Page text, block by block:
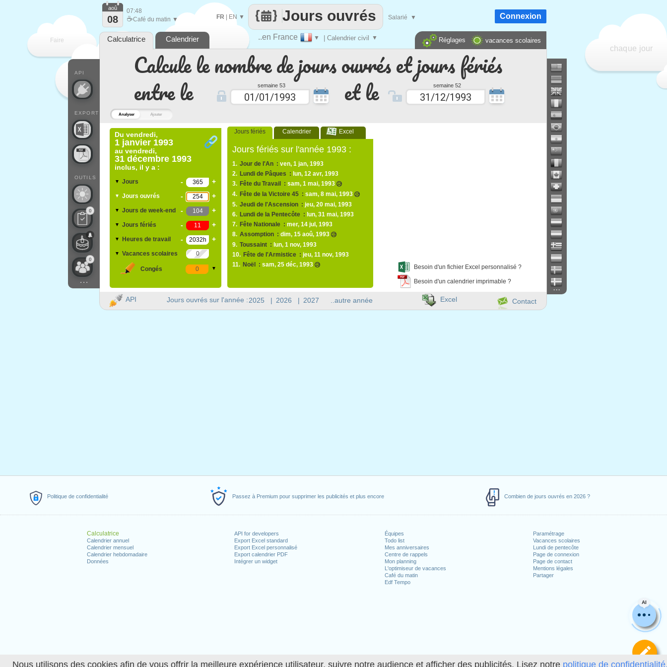
Nous utilisons des cookies afin de vous offrir la meilleure expérience utilisateur, suivre notre audience et afficher des publicités. Lisez notre politique de
Politique de confidentialité Passez à Premium pour supprimer les publicités et plus encore Combien de jours ouvrés en 2026 ?
Calculatrice
Calendrier annuel
Calendrier mensuel
Calendrier hebdomadaire
Données
API for developers
Export Excel standard
Export Excel personnalisé
Export calendrier PDF
Intégrer un widget
Équipes
Todo list
Mes anniversaires
Centre de rappels
Mon planning
L'optimiseur de vacances
Café du matin
Edf Tempo
Paramétrage
Vacances scolaires
Lundi de pentecôte
Page de connexion
Page de contact
Mentions légales
Partager
Analyser Ajouter
Calcule le nombre de jours ouvrés et jours fériés
entre le
semaine 53 et le semaine 52
Du vendredi,
1 janvier 1993
au vendredi,
31 décembre 1993
inclus, il y a :
▼ Jours - +
▼ Jours ouvrés - +
▼ Jours de week-end - +
▼ Jours fériés - +
▼ Heures de travail - +
▼ Vacances scolaires
Congés ▼
Jours fériés Calendrier Excel
Jours fériés sur l'année 1993 :
1. Jour de l'An : ven, 1 jan, 1993
2. Lundi de Pâques : lun, 12 avr, 1993
3. Fête du Travail : sam, 1 mai, 1993 😥
4. Fête de la Victoire 45 : sam, 8 mai, 1993 😥
5. Jeudi de l'Ascension : jeu, 20 mai, 1993
6. Lundi de la Pentecôte : lun, 31 mai, 1993
7. Fête Nationale : mer, 14 jul, 1993
8. Assomption : dim, 15 aoû, 1993 😥
9. Toussaint : lun, 1 nov, 1993
10. Fête de l'Armistice : jeu, 11 nov, 1993
11. Noël : sam, 25 déc, 1993 😥 Besoin d'un fichier Excel personnalisé ?
Besoin d'un calendrier imprimable ?
AI
Faire
chaque jour
..en France ▼ | Calendrier civil ▼
Jours ouvrés
FR EN ▼ Salarié ▼
API
EXPORT
OUTILS
0
0
...
aoû
08
07:48
☕Café du matin ▼ Connexion
Calculatrice Calendrier vacances scolaires
Réglages
Jours ouvrés sur l'année :2025 | 2026 | 2027 ..autre année
...
API Contact
Excel